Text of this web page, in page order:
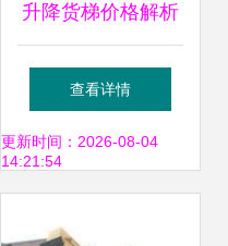
升降货梯价格解析
及山东优质厂家推
荐——济南华烁液
查看详情
更新时间：2026-08-04
14:21:54